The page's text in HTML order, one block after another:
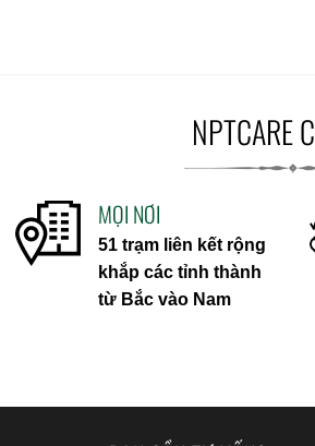
NPTCARE
MỌI NƠI
51 trạm liên kết rộng
khắp các tỉnh thành
từ Bắc vào Nam